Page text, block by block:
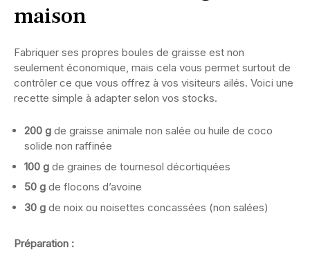
maison
Fabriquer ses propres boules de graisse est non
seulement économique, mais cela vous permet surtout de
contrôler ce que vous offrez à vos visiteurs ailés. Voici une
recette simple à adapter selon vos stocks.
200 g de graisse animale non salée ou huile de coco
solide non raffinée
100 g de graines de tournesol décortiquées
50 g de flocons d’avoine
30 g de noix ou noisettes concassées (non salées)
Préparation :